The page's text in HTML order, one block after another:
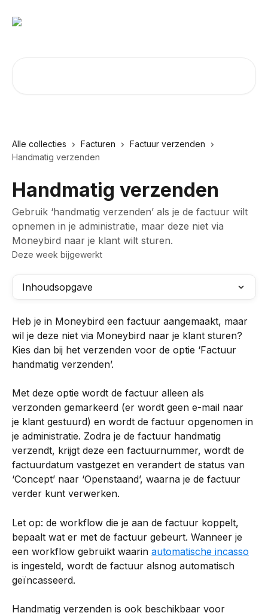
Alle collecties Facturen
Factuur verzenden
Handmatig verzenden
Handmatig verzenden
Gebruik ‘handmatig verzenden’ als je de factuur wilt
opnemen in je administratie, maar deze niet via
Moneybird naar je klant wilt sturen.
Deze week bijgewerkt
Inhoudsopgave
Heb je in Moneybird een factuur aangemaakt, maar
wil je deze niet via Moneybird naar je klant sturen?
Kies dan bij het verzenden voor de optie ‘Factuur
handmatig verzenden’.
Met deze optie wordt de factuur alleen als
verzonden gemarkeerd (er wordt geen e-mail naar
je klant gestuurd) en wordt de factuur opgenomen in
je administratie. Zodra je de factuur handmatig
verzendt, krijgt deze een factuurnummer, wordt de
factuurdatum vastgezet en verandert de status van
‘Concept’ naar ‘Openstaand’, waarna je de factuur
verder kunt verwerken.
Let op: de workflow die je aan de factuur koppelt,
bepaalt wat er met de factuur gebeurt. Wanneer je
een workflow gebruikt waarin automatische incasso
is ingesteld, wordt de factuur alsnog automatisch
geïncasseerd.
Handmatig verzenden is ook beschikbaar voor